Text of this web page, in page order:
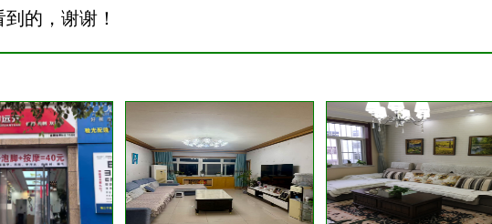
的，谢谢！